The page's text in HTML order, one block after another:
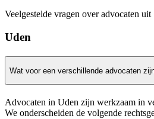
Veelgestelde vragen over advocaten uit
Uden
Wat voor een verschillende advocaten
Advocaten in Uden zijn werkzaam in
We onderscheiden de volgende